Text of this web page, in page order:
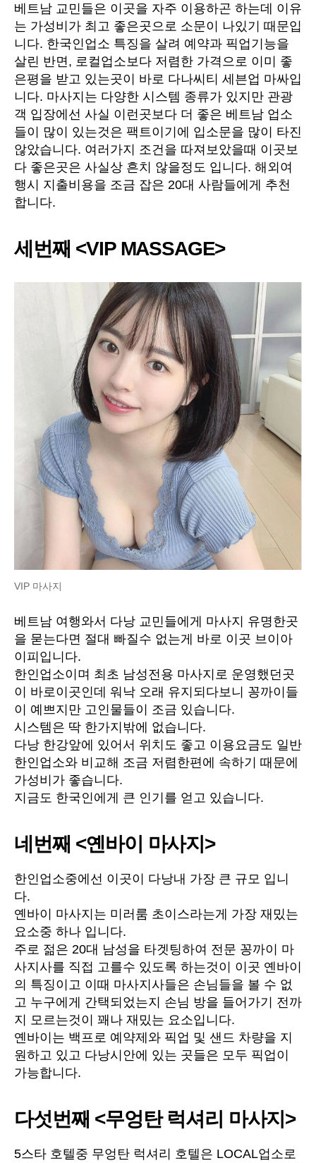
베트남 교민들은 이곳을 자주 이용하곤 하는데 이유
는 가성비가 최고 좋은곳으로 소문이 나있기 때문입
니다. 한국인업소 특징을 살려 예약과 픽업기능을
살린 반면, 로컬업소보다 저렴한 가격으로 이미 좋
은평을 받고 있는곳이 바로 다나씨티 세븐업 마싸입
니다. 마사지는 다양한 시스템 종류가 있지만 관광
객 입장에선 사실 이런곳보다 더 좋은 베트남 업소
들이 많이 있는것은 팩트이기에 입소문을 많이 타진
않았습니다. 여러가지 조건을 따져보았을때 이곳보
다 좋은곳은 사실상 흔치 않을정도 입니다. 해외여
행시 지출비용을 조금 잡은 20대 사람들에게 추천
합니다.
세번째 <VIP MASSAGE>
VIP 마사지
베트남 여행와서 다낭 교민들에게 마사지 유명한곳
을 묻는다면 절대 빠질수 없는게 바로 이곳 브이아
이피입니다.
한인업소이며 최초 남성전용 마사지로 운영했던곳
이 바로이곳인데 워낙 오래 유지되다보니 꽁까이들
이 예쁘지만 고인물들이 조금 있습니다.
시스템은 딱 한가지밖에 없습니다.
다낭 한강앞에 있어서 위치도 좋고 이용요금도 일반
한인업소와 비교해 조금 저렴한편에 속하기 때문에
가성비가 좋습니다.
지금도 한국인에게 큰 인기를 얻고 있습니다.
네번째 <옌바이 마사지>
한인업소중에선 이곳이 다낭내 가장 큰 규모 입니
다.
옌바이 마사지는 미러룸 초이스라는게 가장 재밌는
요소중 하나 입니다.
주로 젊은 20대 남성을 타겟팅하여 전문 꽁까이 마
사지사를 직접 고를수 있도록 하는것이 이곳 옌바이
의 특징이고 이때 마사지사들은 손님들을 볼 수 없
고 누구에게 간택되었는지 손님 방을 들어가기 전까
지 모르는것이 꽤나 재밌는 요소입니다.
옌바이는 백프로 예약제와 픽업 및 샌드 차량을 지
원하고 있고 다낭시안에 있는 곳들은 모두 픽업이
가능합니다.
다섯번째 <무엉탄 럭셔리 마사지>
5스타 호텔중 무엉탄 럭셔리 호텔은 LOCAL업소로